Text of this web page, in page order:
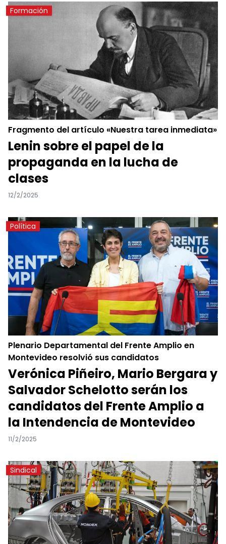
Formación
Fragmento del artículo «Nuestra tarea inmediata»
Lenin sobre el papel de la
propaganda en la lucha de
clases
12/2/2025
Política
Plenario Departamental del Frente Amplio en
Montevideo resolvió sus candidatos
Verónica Piñeiro, Mario Bergara y
Salvador Schelotto serán los
candidatos del Frente Amplio a
la Intendencia de Montevideo
11/2/2025
Sindical